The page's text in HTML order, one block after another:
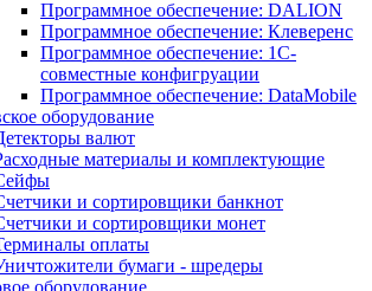
Программное обеспечение: DALION
Программное обеспечение: Клеверенс
Программное обеспечение: 1С-
совместные конфигруации
Программное обеспечение: DataMobile
оборудование
валют
материалы и комплектующие
и сортировщики банкнот
и сортировщики монет
оплаты
бумаги - шредеры
оборудование